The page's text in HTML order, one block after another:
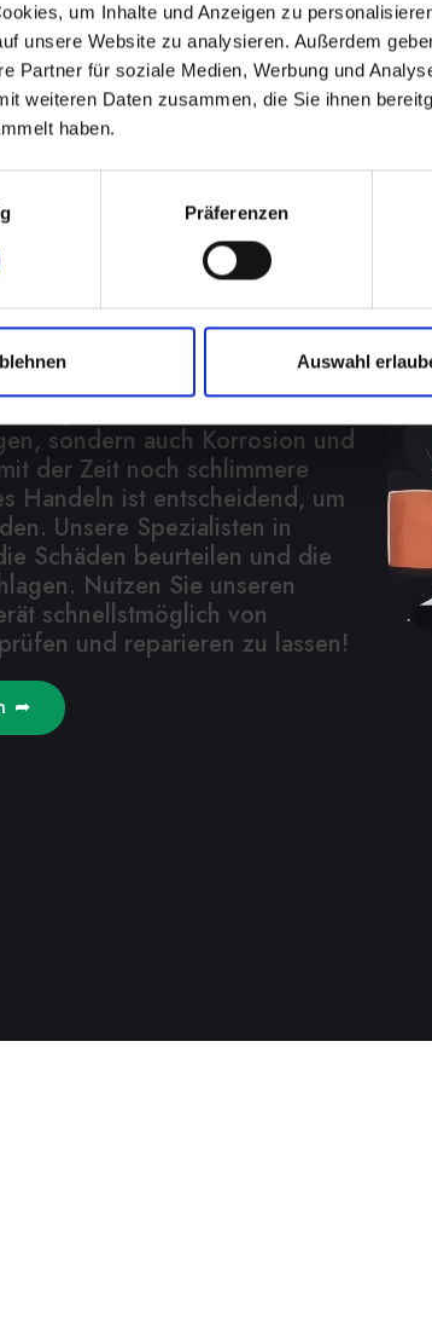
um Inhalte und Anzeigen zu
unsere Website zu analysieren. Außerdem
Partner für soziale Medien, Werbung und
weiteren Daten zusammen, die Sie ihnen
haben.
Präferenzen
Auswahl
am
PRO-MAX
13-PRO-MAX
kann nicht nur die
sondern auch Korrosion und
der Zeit noch schlimmere
Handeln ist entscheidend, um
Unsere Spezialisten in
Schäden beurteilen und die
Nutzen Sie unseren
schnellstmöglich von
und reparieren zu lassen!
➦